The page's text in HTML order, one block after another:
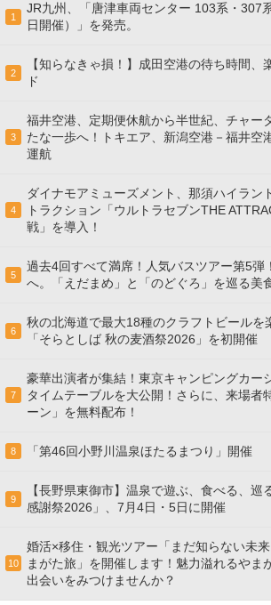
1
JR九州、「唐津車両センター 103系・307
日開催）」を発売。
2
【知らなきゃ損！】成田空港の待ち時間、
ド
3
福井空港、定期便休航から半世紀、チャー
たな一歩へ！トキエア、新潟空港－福井空
運航
4
ダイナモアミューズメント、那須ハイラン
トラクション「ウルトラセブンTHE
戦」を導入！
5
過去4回すべて満席！人気バスツアー第5弾
へ。「えだまめ」と「のどぐろ」を巡る美
6
秋の北海道で最大18種のクラフトビールを
「そらとしば 秋の麦酒祭2026」を初開催
7
豪華出演者が集結！東京キャンピングカー
タイムテーブルを大公開！さらに、来場者
ーン」を無料配布！
8 「第46回小野川温泉ほたるまつり」開催
9
【長野県東御市】温泉で遊ぶ、食べる、巡
感謝祭2026」、7月4日・5日に開催
10
婚活×移住・観光ツアー「まだ知らない未
まがた旅」を開催します！魅力溢れるやま
出会いをみつけませんか？